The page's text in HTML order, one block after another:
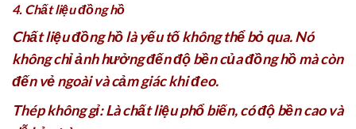
4. Chất liệu đồng hồ
Chất liệu đồng hồ là yếu tố không thể bỏ qua. Nó
không chỉ ảnh hưởng đến độ bền của đồng hồ mà còn
đến vẻ ngoài và cảm giác khi đeo.
Thép không gỉ: Là chất liệu phổ biến, có độ bền cao và